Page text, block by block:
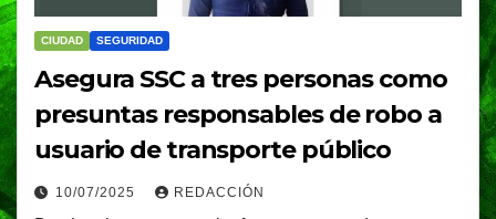
CIUDAD SEGURIDAD
Asegura SSC a tres personas como
presuntas responsables de robo a
usuario de transporte público
10/07/2025 REDACCIÓN